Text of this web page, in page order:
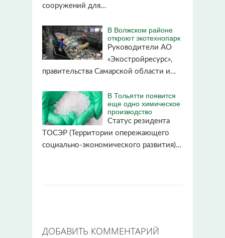
сооружений для…
В Волжском районе
откроют экотехнопарк
Руководители АО
«Экостройресурс»,
правительства Самарской области и…
В Тольятти появится
еще одно химическое
производство
Статус резидента
ТОСЭР (Территории опережающего
социально-экономического развития)…
ДОБАВИТЬ КОММЕНТАРИЙ